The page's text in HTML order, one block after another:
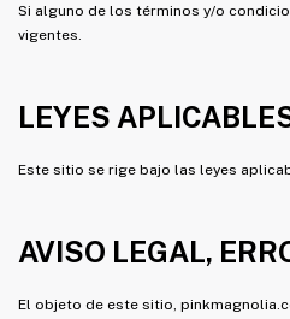
Si alguno de los términos y/o
vigentes.
LEYES
Este sitio se rige bajo las leyes
AVISO LEGAL,
El objeto de este sitio,